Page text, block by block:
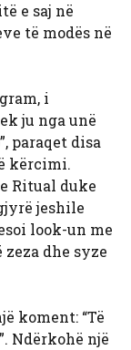
e saj në
të modës në
i
ju nga unë
paraqet disa
kërcimi.
Ritual duke
jeshile
look-un me
dhe syze
koment: “Të
Ndërkohë një